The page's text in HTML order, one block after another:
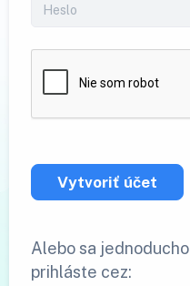
Vytvoriť účet
Alebo sa jednoducho
prihláste cez: